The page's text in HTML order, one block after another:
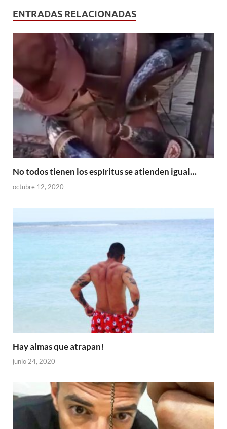
ENTRADAS RELACIONADAS
No todos tienen los espíritus se atienden igual…
octubre 12, 2020
Hay almas que atrapan!
junio 24, 2020